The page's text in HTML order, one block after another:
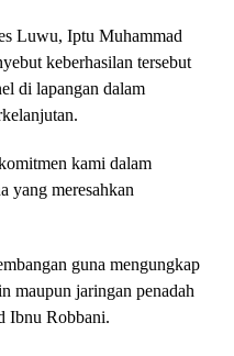
Luwu, Iptu Muhammad
keberhasilan tersebut
di lapangan dalam
kami dalam
yang meresahkan
guna mengungkap
maupun jaringan penadah
Ibnu Robbani.